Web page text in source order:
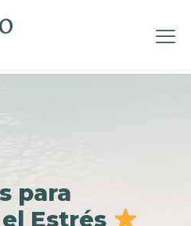
para
Estrés